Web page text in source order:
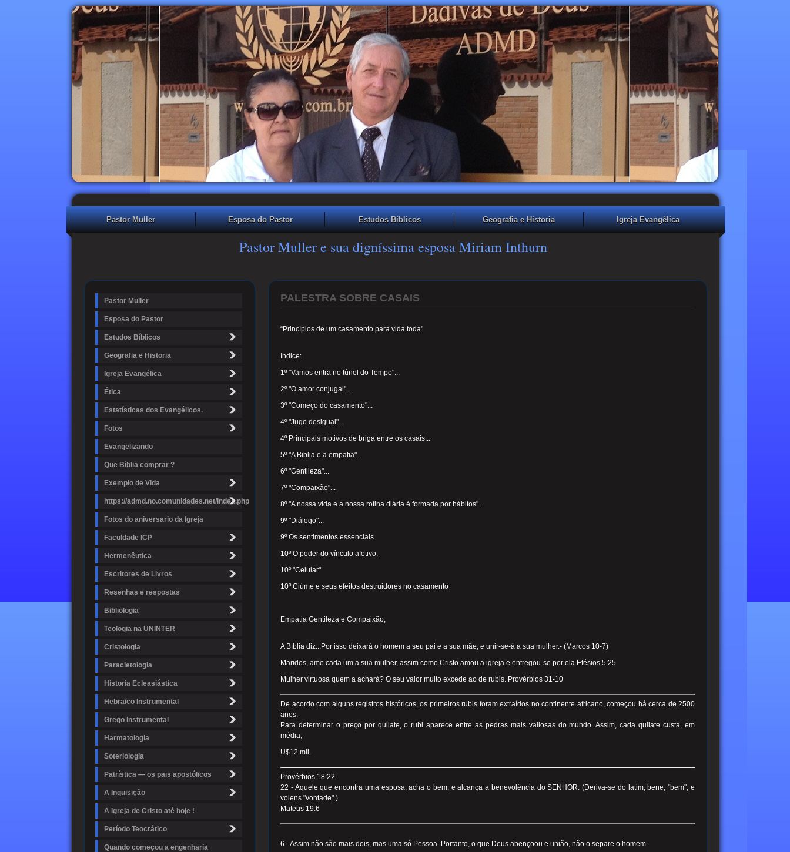
Pastor Muller Esposa do Pastor Estudos Bíblicos Geografia e Historia Igreja Evangélica
Pastor Muller e sua digníssima esposa Miriam Inthurn
Pastor Muller
Esposa do Pastor
Estudos Bíblicos
Geografia e Historia
Igreja Evangélica
Ética
Estatísticas dos Evangélicos.
Fotos
Evangelizando
Que Bíblia comprar ?
Exemplo de Vida
https://admd.no.comunidades.net/index.php
Fotos do aniversario da Igreja
Faculdade ICP
Hermenêutica
Escritores de Livros
Resenhas e respostas
Bibliologia
Teologia na UNINTER
Cristologia
Paracletologia
Historia Ecleasiástica
Hebraico Instrumental
Grego Instrumental
Harmatologia
Soteriologia
Patrística — os pais apostólicos
A Inquisição
A Igreja de Cristo até hoje !
Período Teocrático
Quando começou a engenharia
PALESTRA SOBRE CASAIS
“Princípios de um casamento para vida toda"
Indice:
1º "Vamos entra no túnel do Tempo"...
2º "O amor conjugal"...
3º "Começo do casamento"...
4º "Jugo desigual"...
4º Principais motivos de briga entre os casais...
5º "A Biblia e a empatia"...
6º "Gentileza"...
7º "Compaixão"...
8º "A nossa vida e a nossa rotina diária é formada por hábitos"...
9º "Diálogo"...
9º Os sentimentos essenciais
10º O poder do vínculo afetivo.
10º "Celular"
10º Ciúme e seus efeitos destruidores no casamento
Empatia Gentileza e Compaixão,
A Bíblia diz...Por isso deixará o homem a seu pai e a sua mãe, e unir-se-á a sua mulher.- (Marcos 10-7)
Maridos, ame cada um a sua mulher, assim como Cristo amou a igreja e entregou-se por ela Efésios 5:25
Mulher virtuosa quem a achará? O seu valor muito excede ao de rubis. Provérbios 31-10
De acordo com alguns registros históricos, os primeiros rubis foram extraídos no continente africano, começou há cerca de 2500
anos.
Para determinar o preço por quilate, o rubi aparece entre as pedras mais valiosas do mundo. Assim, cada quilate custa, em
média,
U$12 mil.
Provérbios 18:22
22 - Aquele que encontra uma esposa, acha o bem, e alcança a benevolência do SENHOR. (Deriva-se do latim, bene, "bem", e
volens "vontade".)
Mateus 19:6
6 - Assim não são mais dois, mas uma só Pessoa. Portanto, o que Deus abençoou e união, não o separe o homem.